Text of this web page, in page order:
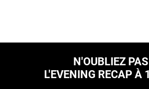
N'OUBLIEZ PAS
L'EVENING RECAP À